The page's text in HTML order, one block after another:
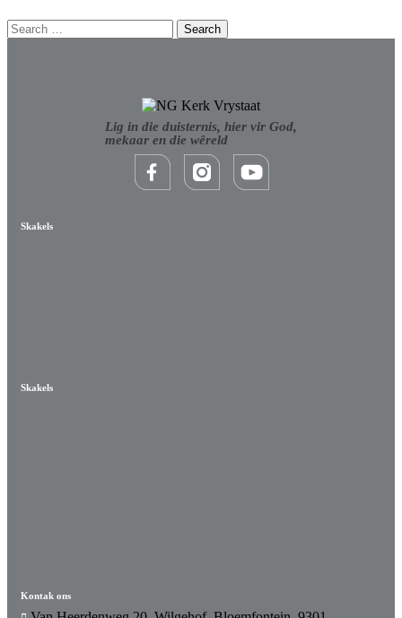
Lig in die duisternis, hier vir God,
mekaar en die wêreld
Skakels
Skakels
Kontak ons